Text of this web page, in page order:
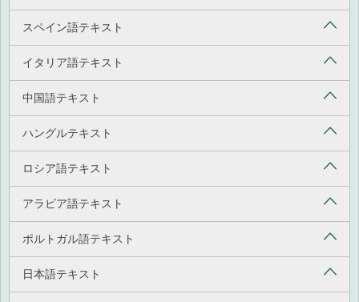
スペイン語テキスト
イタリア語テキスト
中国語テキスト
ハングルテキスト
ロシア語テキスト
アラビア語テキスト
ポルトガル語テキスト
日本語テキスト